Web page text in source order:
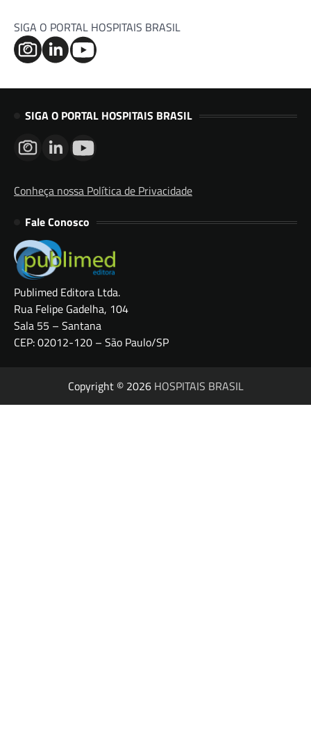
SIGA O PORTAL HOSPITAIS BRASIL
SIGA O PORTAL HOSPITAIS BRASIL
Conheça nossa Política de Privacidade
Fale Conosco
Publimed Editora Ltda.
Rua Felipe Gadelha, 104
Sala 55 – Santana
CEP: 02012-120 – São Paulo/SP
Copyright © 2026 HOSPITAIS BRASIL